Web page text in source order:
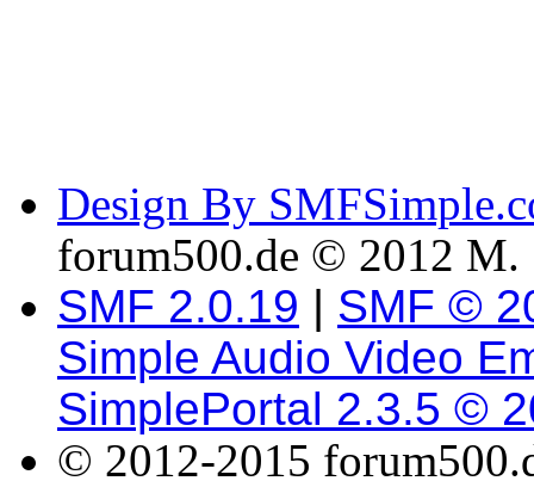
Design By
forum500.de © 2012 M.
SMF 2.0.19 | SMF ©
Simple Audio Video
SimplePortal 2.3.5 ©
© 2012-2015